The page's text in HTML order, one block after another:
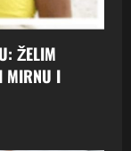
ŽELIM
MIRNU I